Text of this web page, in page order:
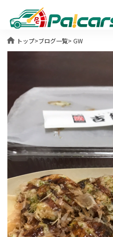
home トップ>ブログ一覧> GW